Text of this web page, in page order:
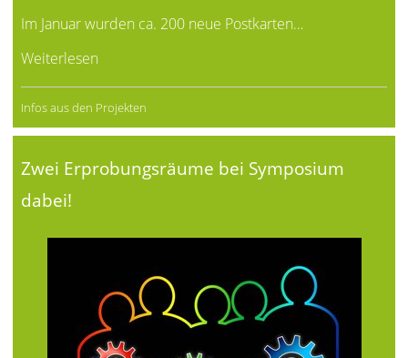
Im Januar wurden ca. 200 neue Postkarten…
Weiterlesen
Infos aus den Projekten
Zwei Erprobungsräume bei Symposium
dabei!